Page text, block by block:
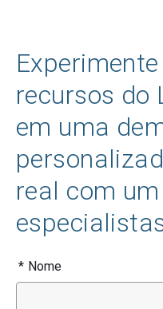
recursos do
em uma
real com
* Nome